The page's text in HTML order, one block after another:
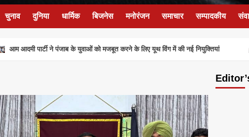
चुनाव दुनिया धार्मिक बिजनेस मनोरंजन समाचार सम्पादकीय
आम आदमी पार्टी ने पंजाब के युवाओं को मजबूत करने के लिए यूथ विंग में की नई नियुक्तियां